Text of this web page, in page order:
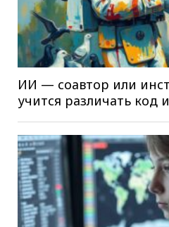
ИИ — соавтор или
учится различать код